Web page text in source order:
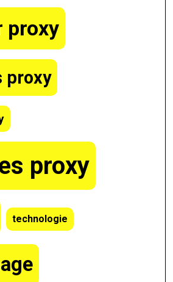
proxy
proxy
proxy
technologie